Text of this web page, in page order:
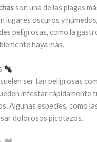
son una de las plagas
lugares oscuros y
peligrosas, como la
haya más.
ser tan peligrosas
infestar rápidamente
Algunas especies, como
dolorosos picotazos.